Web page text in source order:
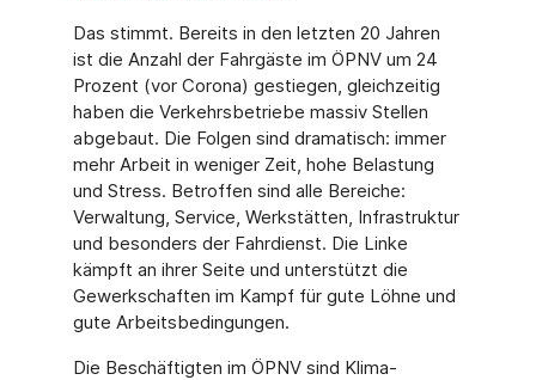
Das stimmt. Bereits in den letzten 20 Jahren
ist die Anzahl der Fahrgäste im ÖPNV um 24
Prozent (vor Corona) gestiegen, gleichzeitig
haben die Verkehrsbetriebe massiv Stellen
abgebaut. Die Folgen sind dramatisch: immer
mehr Arbeit in weniger Zeit, hohe Belastung
und Stress. Betroffen sind alle Bereiche:
Verwaltung, Service, Werkstätten, Infrastruktur
und besonders der Fahrdienst. Die Linke
kämpft an ihrer Seite und unterstützt die
Gewerkschaften im Kampf für gute Löhne und
gute Arbeitsbedingungen.
Die Beschäftigten im ÖPNV sind Klima-